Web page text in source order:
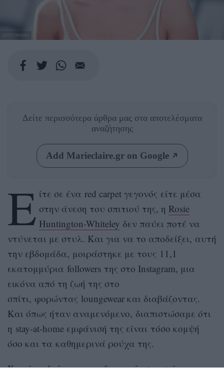
GETTY IMAGES
Δείτε περισσότερα άρθρα μας στα αποτελέσματα
αναζήτησης
Add Marieclaire.gr on Google
Ε ίτε σε ένα red carpet γεγονός είτε μέσα
στην άνεση του σπιτιού της, η Rosie
Huntington-Whiteley δεν παύει ποτέ να
ντύνεται με στυλ. Και για να το αποδείξει, αυτή
την εβδομάδα, μοιράστηκε με τους 11,1
εκατομμύρια followers της στο Instagram, μια
εικόνα από τη ζωή της στο
σπίτι, φορώντας loungewear και διαβάζοντας.
Και όπως ήταν αναμενόμενο, διαπιστώσαμε ότι
η stay-at-home εμφάνισή της είναι τόσο κομψή
όσο και τα καθημερινά ρούχα της.
Κατά τη διάρκεια της διαμονής στο σπίτι, η